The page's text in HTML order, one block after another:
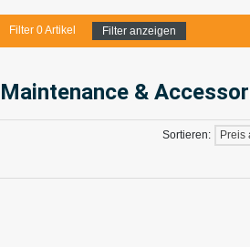
Filter 0Artikel Filter anzeigen
Maintenance &
Sortieren: